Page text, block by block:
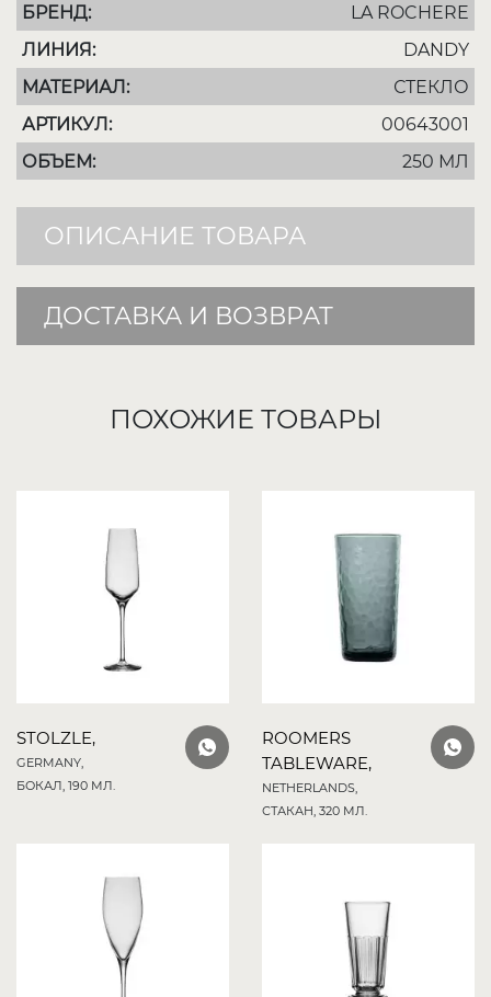
БРЕНД:
LA ROCHERE
ЛИНИЯ:
DANDY
МАТЕРИАЛ:
СТЕКЛО
АРТИКУЛ:
00643001
ОБЪЕМ:
250 МЛ
ОПИСАНИЕ ТОВАРА
ДОСТАВКА И ВОЗВРАТ
ПОХОЖИЕ ТОВАРЫ
STOLZLE,
GERMANY,
БОКАЛ, 190 МЛ.
ROOMERS
TABLEWARE,
NETHERLANDS,
СТАКАН, 320 МЛ.